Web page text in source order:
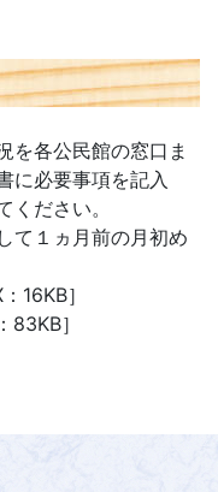
を各公民館の窓口ま
に必要事項を記入
ください。
て１ヵ月前の月初め
：16KB］
83KB］